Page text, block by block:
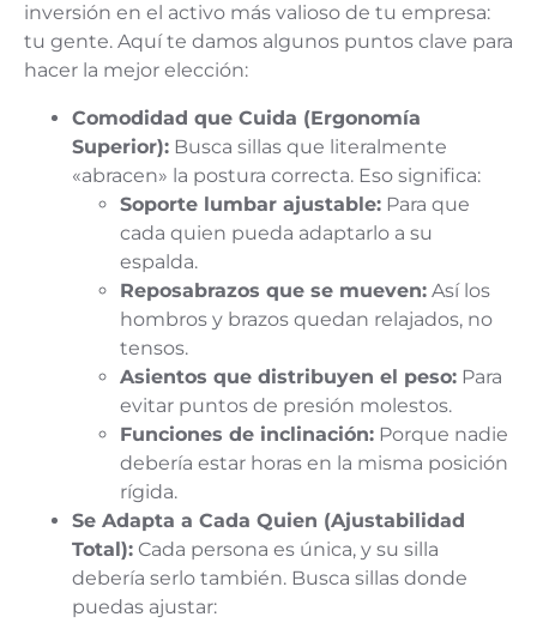
inversión en el activo más valioso de tu empresa:
tu gente. Aquí te damos algunos puntos clave para
hacer la mejor elección:
Comodidad que Cuida (Ergonomía
Superior): Busca sillas que literalmente
«abracen» la postura correcta. Eso significa:
Soporte lumbar ajustable: Para que
cada quien pueda adaptarlo a su
espalda.
Reposabrazos que se mueven: Así los
hombros y brazos quedan relajados, no
tensos.
Asientos que distribuyen el peso: Para
evitar puntos de presión molestos.
Funciones de inclinación: Porque nadie
debería estar horas en la misma posición
rígida.
Se Adapta a Cada Quien (Ajustabilidad
Total): Cada persona es única, y su silla
debería serlo también. Busca sillas donde
puedas ajustar: